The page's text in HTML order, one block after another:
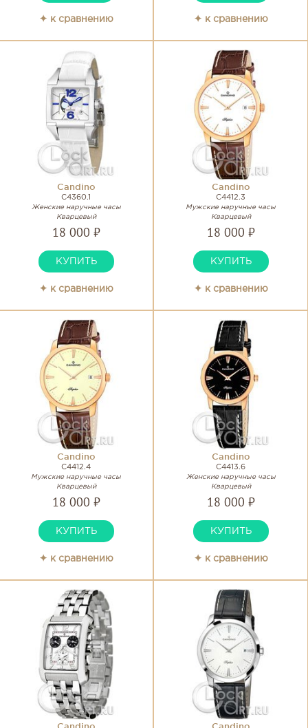
✦ к сравнению ✦ к сравнению
Candino
C4360.1
Женские наручные часы
Кварцевый
18 000 ₽
КУПИТЬ
✦ к сравнению
Candino
C4412.3
Мужские наручные часы
Кварцевый
18 000 ₽
КУПИТЬ
✦ к сравнению
Candino
C4412.4
Мужские наручные часы
Кварцевый
18 000 ₽
КУПИТЬ
✦ к сравнению
Candino
C4413.6
Женские наручные часы
Кварцевый
18 000 ₽
КУПИТЬ
✦ к сравнению
Candino Candino